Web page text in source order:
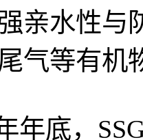
亲水性与
气等有机
底，SSG